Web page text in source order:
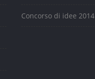
Concorso di idee 2014